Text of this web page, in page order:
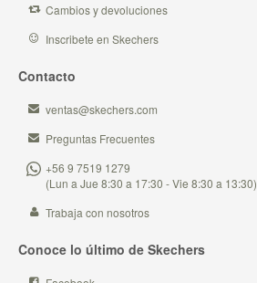
Cambios y devoluciones
Inscribete en Skechers
Contacto
ventas@skechers.com
Preguntas Frecuentes
+56 9 7519 1279
(Lun a Jue 8:30 a 17:30 - Vie 8:30 a 13:30)
Trabaja con nosotros
Conoce lo último de Skechers